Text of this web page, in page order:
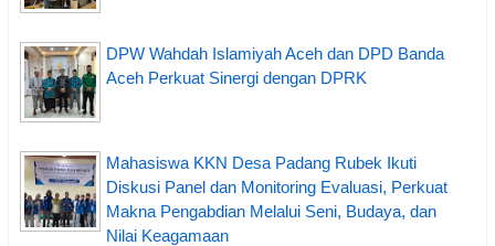
DPW Wahdah Islamiyah Aceh dan DPD Banda
Aceh Perkuat Sinergi dengan DPRK
Mahasiswa KKN Desa Padang Rubek Ikuti
Diskusi Panel dan Monitoring Evaluasi, Perkuat
Makna Pengabdian Melalui Seni, Budaya, dan
Nilai Keagamaan